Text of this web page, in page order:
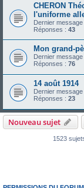
CHERON
l'uniforme
Dernier
Réponses : 43
Mon grand-
Dernier
Réponses : 76
14 août 1914
Dernier
Réponses : 23
Nouveau sujet
1523